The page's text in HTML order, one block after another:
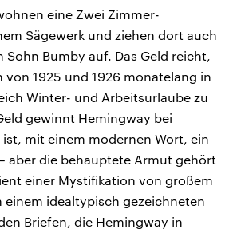
eine Zwei Zimmer-
Sägewerk und ziehen dort auch
Sohn Bumby auf. Das Geld reicht,
von 1925 und 1926 monatelang in
Winter- und Arbeitsurlaube zu
gewinnt Hemingway bei
ist, mit einem modernen Wort, ein
aber die behauptete Armut gehört
einer Mystifikation von großem
einem idealtypisch gezeichneten
Briefen, die Hemingway in